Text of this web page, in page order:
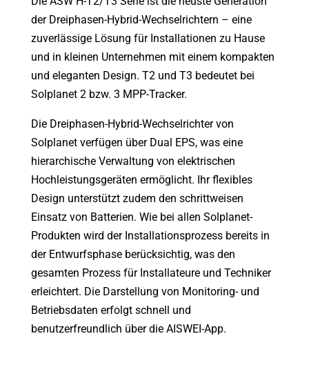
der Dreiphasen-Hybrid-Wechselrichtern – eine
zuverlässige Lösung für Installationen zu Hause
und in kleinen Unternehmen mit einem kompakten
und eleganten Design. T2 und T3 bedeutet bei
Solplanet 2 bzw. 3 MPP-Tracker.
Die Dreiphasen-Hybrid-Wechselrichter von
Solplanet verfügen über Dual EPS, was eine
hierarchische Verwaltung von elektrischen
Hochleistungsgeräten ermöglicht. Ihr flexibles
Design unterstützt zudem den schrittweisen
Einsatz von Batterien. Wie bei allen Solplanet-
Produkten wird der Installationsprozess bereits in
der Entwurfsphase berücksichtig, was den
gesamten Prozess für Installateure und Techniker
erleichtert. Die Darstellung von Monitoring- und
Betriebsdaten erfolgt schnell und
benutzerfreundlich über die AISWEI-App.